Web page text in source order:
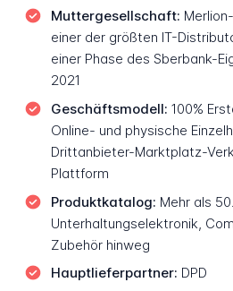
Muttergesellschaft:
einer der größten IT-
einer Phase des Sberbank-
2021
Geschäftsmodell: 100%
Online- und physische
Drittanbieter-Marktplatz-
Plattform
Produktkatalog: Mehr als
Unterhaltungselektronik,
Zubehör hinweg
Hauptlieferpartner: DPD